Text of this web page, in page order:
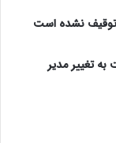
توقیف نشده است
به تغییر مدیر